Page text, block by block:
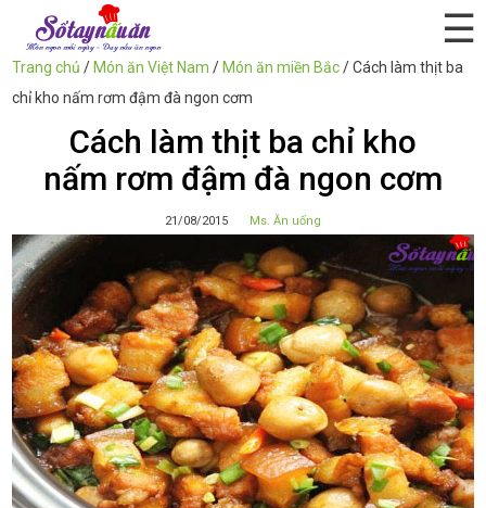
☰
Trang chủ / Món ăn Việt Nam / Món ăn miền Bắc/Cách làm thịt ba
chỉ kho nấm rơm đậm đà ngon cơm
Cách làm thịt ba chỉ kho
nấm rơm đậm đà ngon cơm
21/08/2015 Ms. Ăn uống